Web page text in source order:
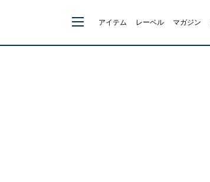
アイテム レーベル マガジン